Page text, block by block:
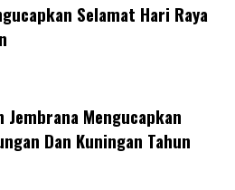
Selamat Hari Raya
Jembrana Mengucapkan
Dan Kuningan Tahun